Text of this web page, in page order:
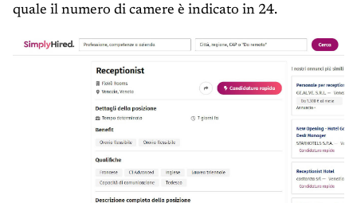
quale il numero di camere è indicato in 24.